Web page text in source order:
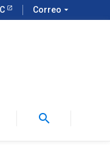
Correo arrow_drop_down
search